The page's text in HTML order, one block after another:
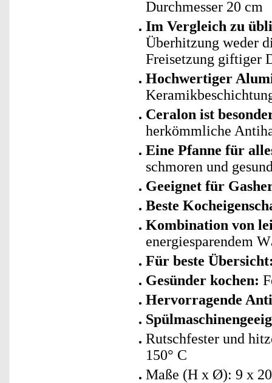
Durchmesser 20 cm
Im Vergleich zu
Überhitzung weder
Freisetzung giftiger
Hochwertiger
Ceralon ist
herkömmliche
Eine Pfanne für
schmoren und
Geeignet für
Beste
Kombination von
energiesparendem
Für beste
Gesünder kochen:
Hervorragende
Rutschfester und
150° C
Maße (H x Ø): 9 x